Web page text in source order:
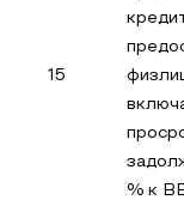
15
% к